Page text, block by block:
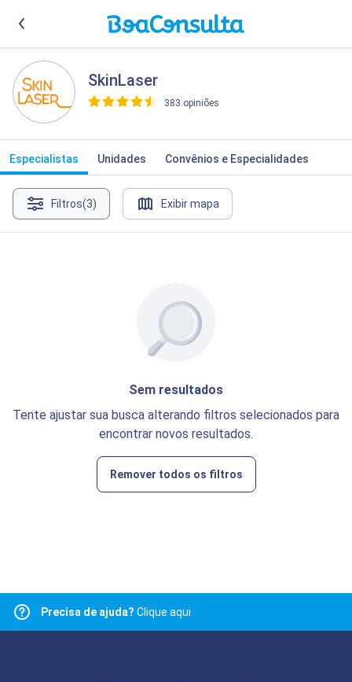
SkinLaser
383 opiniões
Especialistas Unidades Convênios e Especialidades
Filtros(3) Exibir mapa
Sem resultados
Tente ajustar sua busca alterando filtros selecionados para
encontrar novos resultados.
Remover todos os filtros
Precisa de ajuda? Clique aqui